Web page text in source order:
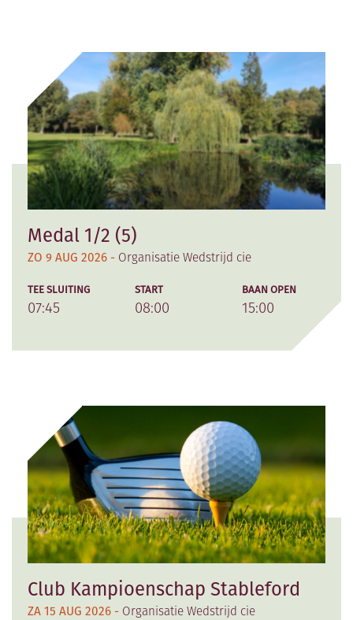
Medal 1/2 (5)
ZO 9 AUG 2026 - Organisatie Wedstrijd cie
TEE SLUITING
07:45
START
08:00
BAAN OPEN
15:00
Club Kampioenschap Stableford
ZA 15 AUG 2026 - Organisatie Wedstrijd cie